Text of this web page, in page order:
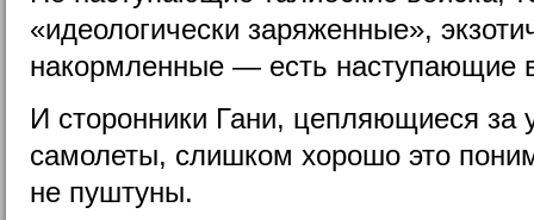
«идеологически заряженные»,
накормленные — есть наступающие
И сторонники Гани, цепляющиеся за
самолеты, слишком хорошо это
не пуштуны.